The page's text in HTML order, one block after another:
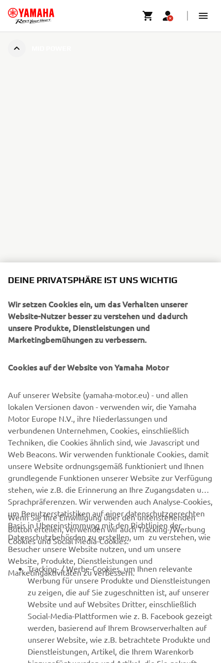
DEINE PRIVATSPHÄRE IST UNS WICHTIG
Wir setzen Cookies ein, um das Verhalten unserer
Website-Nutzer besser zu verstehen und dadurch
unsere Produkte, Dienstleistungen und
Marketingbemühungen zu verbessern.
Cookies auf der Website von Yamaha Motor
Auf unserer Website (yamaha-motor.eu) - und allen
lokalen Versionen davon - verwenden wir, die Yamaha
Motor Europe N.V., ihre Niederlassungen und
verbundenen Unternehmen, Cookies, einschließlich
Techniken, die Cookies ähnlich sind, wie Javascript und
Web Beacons. Wir verwenden funktionale Cookies, damit
unsere Website ordnungsgemäß funktioniert und Ihnen
grundlegende Funktionen unserer Website zur Verfügung
stehen, wie z.B. die Erinnerung an Ihre Zugangsdaten und
Sprachpräferenzen. Wir verwenden auch Analyse-Cookies,
um Benutzerstatistiken auf einer datenschutzgerechten
Basis in Übereinstimmung mit den Richtlinien der
Datenschutzbehörden zu erstellen, um zu verstehen, wie
Besucher unsere Website nutzen, und um unsere
Website, Produkte, Dienstleistungen und
Marketingaktivitäten zu verbessern.
Wenn Sie Ihre Einwilligung über den untenstehenden
Button erteilen, verwenden wir auch Tracking-/Werbung
Cookies und Social Media-Cookies:
Tracking- / Werbe-Cookies, um Ihnen relevante
Werbung für unsere Produkte und Dienstleistungen
zu zeigen, die auf Sie zugeschnitten ist, auf unserer
Website und auf Websites Dritter, einschließlich
Social-Media-Plattformen wie z. B. Facebook gezeigt
werden, basierend auf Ihrem Browserverhalten auf
unserer Website, wie z.B. betrachtete Produkte und
Dienstleistungen, Artikel, die Ihrem Warenkorb